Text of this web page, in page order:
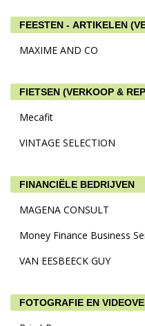
FEESTEN - ARTIKELEN
MAXIME AND CO
FIETSEN (VERKOOP &
Mecafit
VINTAGE SELECTION
FINANCIËLE BEDRIJVEN
MAGENA CONSULT
Money Finance Business
VAN EESBEECK GUY
FOTOGRAFIE EN